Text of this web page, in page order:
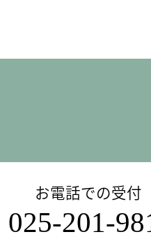
お電話での受付
025-201-